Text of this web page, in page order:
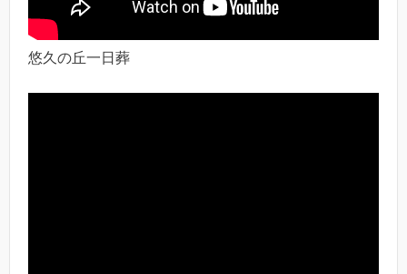
悠久の丘一日葬